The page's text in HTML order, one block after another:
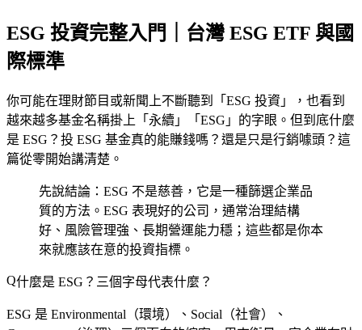
ESG 投資完整入門｜台灣 ESG ETF 與國
際標準
你可能在理財節目或新聞上不斷聽到「ESG 投資」，也看到
越來越多基金名稱掛上「永續」「ESG」的字眼。但到底什麼
是 ESG？投 ESG 基金真的能賺錢嗎？還是只是行銷噱頭？這
篇從零開始講清楚。
先說結論：ESG 不是慈善，它是一種篩選企業品
質的方法。ESG 表現好的公司，通常治理結構
好、風險管理強、長期營運能力穩；這些都是你本
來就應該在意的投資指標。
什麼是 ESG？三個字母代表什麼？
ESG 是 Environmental（環境）、Social（社會）、